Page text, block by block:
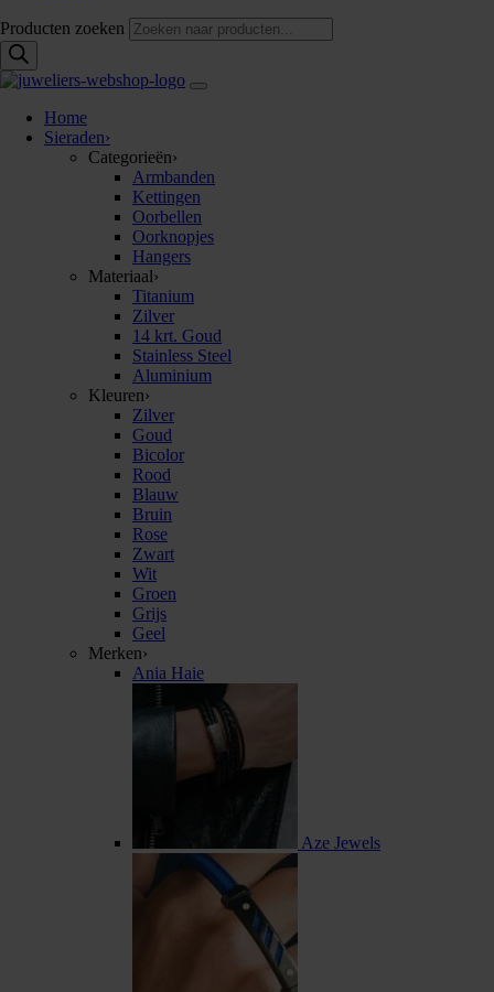
Producten zoeken
Home
Sieraden›
Categorieën›
Armbanden
Kettingen
Oorbellen
Oorknopjes
Hangers
Materiaal›
Titanium
Zilver
14 krt. Goud
Stainless Steel
Aluminium
Kleuren›
Zilver
Goud
Bicolor
Rood
Blauw
Bruin
Rose
Zwart
Wit
Groen
Grijs
Geel
Merken›
Ania Haie
Aze Jewels